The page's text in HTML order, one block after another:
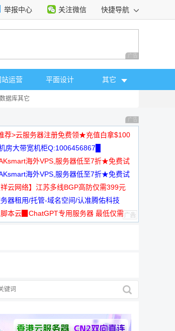
举报中心 关注微信 快捷导航
广告 商业广告，理
站运营 平面设计 其它
数据库其它
广告 商业广告，理
荐>云服务器注册免费领★充值白拿$100
机房大带宽机柜Q:1006456867█
海外VPS,服务器低至7折★免费试
★
海外VPS,服务器低至7折★免费试
★
祥云网络】江苏多线BGP高防仅需399元
器租用/托管-域名空间/认准腾佑科技
脚本云▉ChatGPT专用服务器 最低仅需